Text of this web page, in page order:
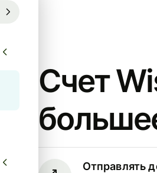
Счет
Отправлять